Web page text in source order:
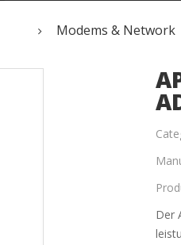
Modems & Network
Der